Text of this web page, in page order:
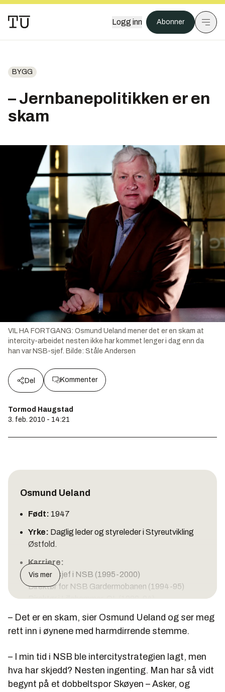
Logg inn Abonner
BYGG
– Jernbanepolitikken er en
skam
VIL HA FORTGANG: Osmund Ueland mener det er en skam at
intercity-arbeidet nesten ikke har kommet lenger i dag enn da
han var NSB-sjef. Bilde: Ståle Andersen
Del Kommenter
Tormod Haugstad
3. feb. 2010 - 14:21
Osmund Ueland
Født: 1947
Yrke: Daglig leder og styreleder i Styreutvikling
Østfold.
Karriere:
Konsernsjef i NSB (1995-2000)
Direktør for NSB Gardermobanen (1994-95)
Direktør i Lillehammer-OL (1990-94)
og Bever-Pack.
tekniske skole i 1969.
Vis mer
– Det er en skam, sier Osmund Ueland og ser meg
rett inn i øynene med harmdirrende stemme.
– I min tid i NSB ble intercitystrategien lagt, men
hva har skjedd? Nesten ingenting. Man har så vidt
begynt på et dobbeltspor Skøyen – Asker, og